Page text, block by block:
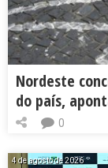
Nordeste
do país,
0
4 de agosto de 2026